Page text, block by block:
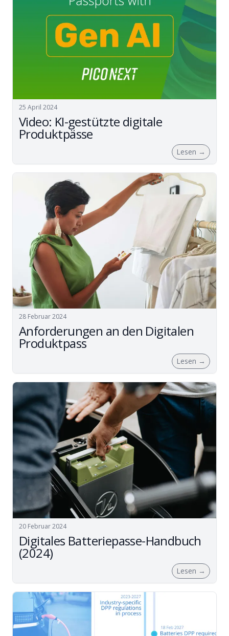
25 April 2024
Video: KI-gestützte digitale
Produktpässe
Lesen →
28 Februar 2024
Anforderungen an den Digitalen
Produktpass
Lesen →
20 Februar 2024
Digitales Batteriepasse-Handbuch
(2024)
Lesen →